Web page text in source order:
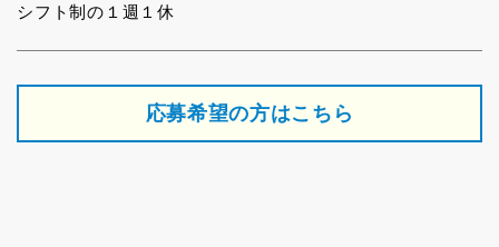
シフト制の１週１休
応募希望の方はこちら